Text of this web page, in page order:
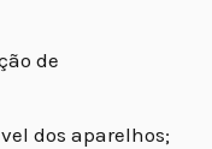
de
dos aparelhos;